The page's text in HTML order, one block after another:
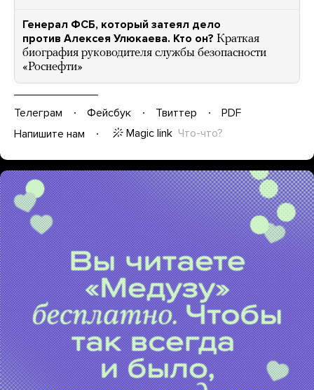
Генерал ФСБ, который затеял дело
против Алексея Улюкаева. Кто он? Краткая
биография руководителя службы безопасности
«Роснефти»
Телеграм Фейсбук Твиттер
PDF
Напишите нам
Magic link Что-что?